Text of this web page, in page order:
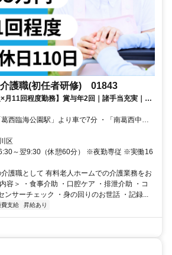
護職(初任者研修) 01843
×月11回程度勤務】賞与年2回｜諸手当充実｜研
も安心
4分
区
～翌9:30（休憩60分） ※夜勤専従 ※実働16
護職として 有料老人ホームでの介護業務をお
容＞ ・食事介助 ・口腔ケア ・排泄介助 ・コ
ンサーチェック ・身の回りのお世話 ・記録...
費支給 昇給あり